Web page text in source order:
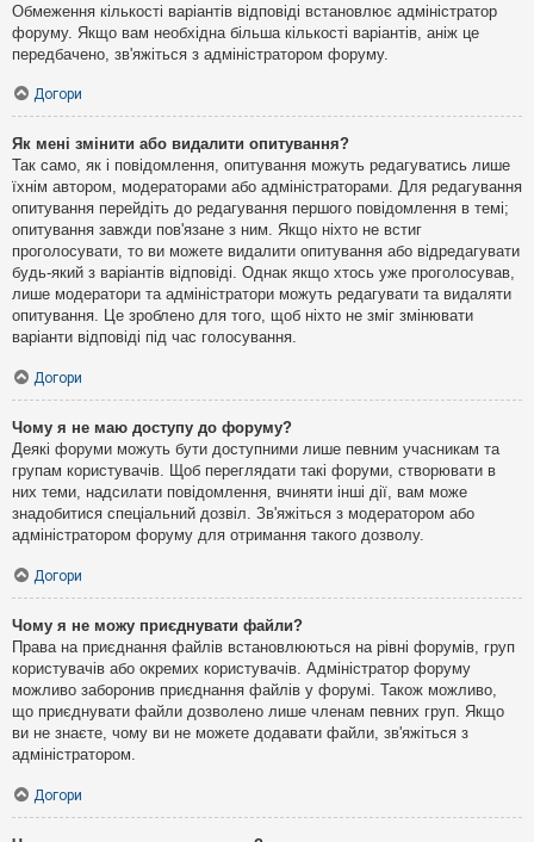
Обмеження кількості варіантів відповіді встановлює адміністратор
форуму. Якщо вам необхідна більша кількості варіантів, аніж це
передбачено, зв'яжіться з адміністратором форуму.
Догори
Як мені змінити або видалити опитування?
Так само, як і повідомлення, опитування можуть редагуватись лише
їхнім автором, модераторами або адміністраторами. Для редагування
опитування перейдіть до редагування першого повідомлення в темі;
опитування завжди пов'язане з ним. Якщо ніхто не встиг
проголосувати, то ви можете видалити опитування або відредагувати
будь-який з варіантів відповіді. Однак якщо хтось уже проголосував,
лише модератори та адміністратори можуть редагувати та видаляти
опитування. Це зроблено для того, щоб ніхто не зміг змінювати
варіанти відповіді під час голосування.
Догори
Чому я не маю доступу до форуму?
Деякі форуми можуть бути доступними лише певним учасникам та
групам користувачів. Щоб переглядати такі форуми, створювати в
них теми, надсилати повідомлення, вчиняти інші дії, вам може
знадобитися спеціальний дозвіл. Зв'яжіться з модератором або
адміністратором форуму для отримання такого дозволу.
Догори
Чому я не можу приєднувати файли?
Права на приєднання файлів встановлюються на рівні форумів, груп
користувачів або окремих користувачів. Адміністратор форуму
можливо заборонив приєднання файлів у форумі. Також можливо,
що приєднувати файли дозволено лише членам певних груп. Якщо
ви не знаєте, чому ви не можете додавати файли, зв'яжіться з
адміністратором.
Догори